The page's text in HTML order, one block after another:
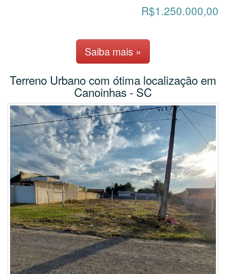
R$1.250.000,00
Saiba mais »
Terreno Urbano com ótima localização em
Canoinhas - SC